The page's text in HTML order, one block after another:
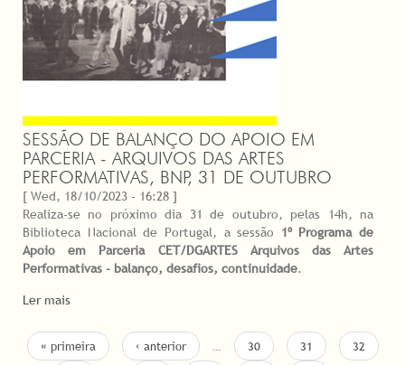
SESSÃO DE BALANÇO DO APOIO EM
PARCERIA - ARQUIVOS DAS ARTES
PERFORMATIVAS, BNP, 31 DE OUTUBRO
[ Wed, 18/10/2023 - 16:28 ]
Realiza-se no próximo dia 31 de outubro, pelas 14h, na
Biblioteca Nacional de Portugal, a sessão 1º Programa de
Apoio em Parceria CET/DGARTES Arquivos das Artes
Performativas - balanço, desafios, continuidade.
Ler mais
PAGES« primeira ‹ anterior … 30 31
32